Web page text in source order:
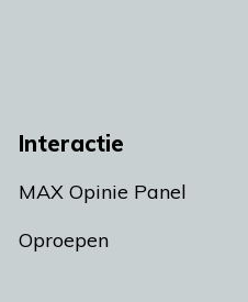
Interactie
MAX Opinie Panel
Oproepen